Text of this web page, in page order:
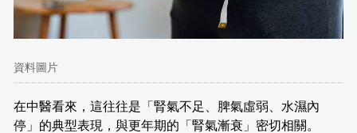
資料圖片
在中醫看來，這往往是「腎氣不足、脾氣虛弱、水濕內
停」的典型表現，與更年期的「腎氣漸衰」密切相關。